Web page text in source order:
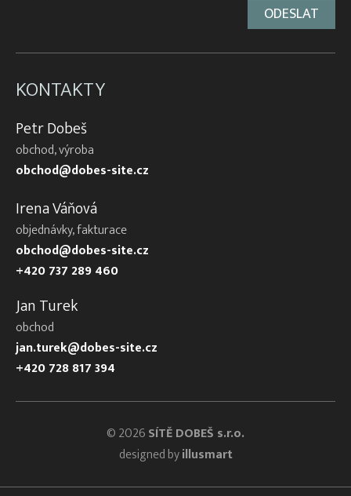
KONTAKTY
Petr Dobeš
obchod, výroba
obchod@dobes-site.cz
Irena Váňová
objednávky, fakturace
obchod@dobes-site.cz
+420 737 289 460
Jan Turek
obchod
jan.turek@dobes-site.cz
+420 728 817 394
© 2026SÍTĚ DOBEŠ s.r.o.
designed byillusmart